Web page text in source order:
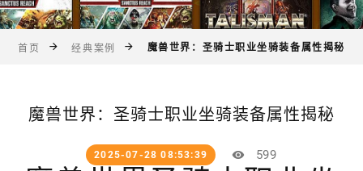
首页 经典案例 魔兽世界：圣骑士职业坐骑装备属性揭秘
魔兽世界：圣骑士职业坐骑装备属性揭秘
2025-07-28 08:53:39 599